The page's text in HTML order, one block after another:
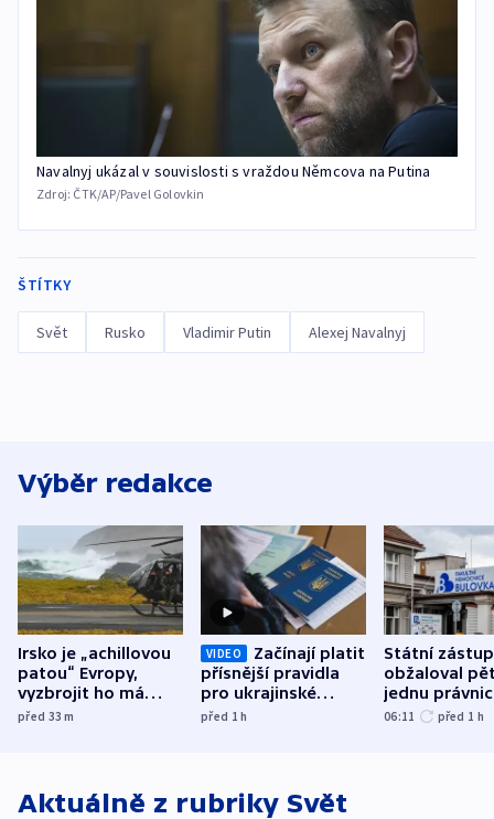
Navalnyj ukázal v souvislosti s vraždou Němcova na Putina
Zdroj: ČTK/AP/Pavel Golovkin
ŠTÍTKY
Svět Rusko Vladimir Putin Alexej Navalnyj
Výběr redakce
Irsko je „achillovou
patou“ Evropy,
vyzbrojit ho má
Francie
před 33m
VIDEO
Začínají platit
přísnější pravidla
pro ukrajinské
uprchlíky
před 1h
Státní
obžaloval
jednu
osobu v
06:11 před 1 h
Aktuálně z rubriky Svět